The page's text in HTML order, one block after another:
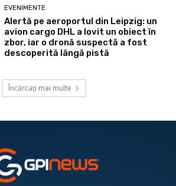
EVENIMENTE
Alertă pe aeroportul din Leipzig: un
avion cargo DHL a lovit un obiect în
zbor, iar o dronă suspectă a fost
descoperită lângă pistă
Încărcați mai multe